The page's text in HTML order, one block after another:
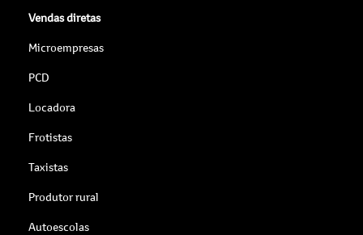
Vendas diretas
Microempresas
PCD
Locadora
Frotistas
Taxistas
Produtor rural
Autoescolas